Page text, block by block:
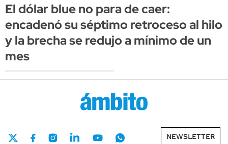
El dólar blue no para de caer:
encadenó su séptimo retroceso al hilo
y la brecha se redujo a mínimo de un
mes
NEWSLETTER